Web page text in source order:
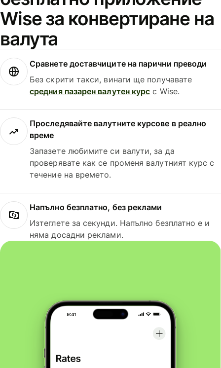
Wise за конвертиране на
валута
Сравнете доставчиците на парични преводи
Без скрити такси, винаги ще получавате
средния пазарен валутен курс с Wise.
Проследявайте валутните курсове в реално
време
Запазете любимите си валути, за да
проверявате как се променя валутният курс с
течение на времето.
Напълно безплатно, без реклами
Изтеглете за секунди. Напълно безплатно е и
няма досадни реклами.